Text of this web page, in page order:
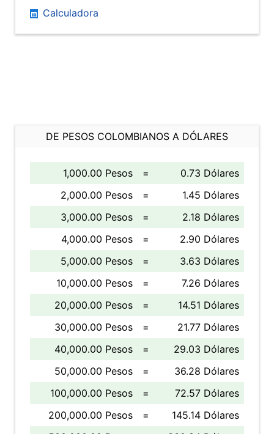
Calculadora
DE PESOS COLOMBIANOS A DÓLARES
1,000.00 Pesos =
0.73 Dólares
2,000.00 Pesos
=
1.45 Dólares
3,000.00 Pesos
=
2.18 Dólares
4,000.00 Pesos
=
2.90 Dólares
5,000.00 Pesos
=
3.63 Dólares
10,000.00 Pesos
=
7.26 Dólares
20,000.00 Pesos
=
14.51 Dólares
30,000.00 Pesos
=
21.77 Dólares
40,000.00 Pesos
=
29.03 Dólares
50,000.00 Pesos
=
36.28 Dólares
100,000.00 Pesos
=
72.57 Dólares
200,000.00 Pesos
=
145.14 Dólares